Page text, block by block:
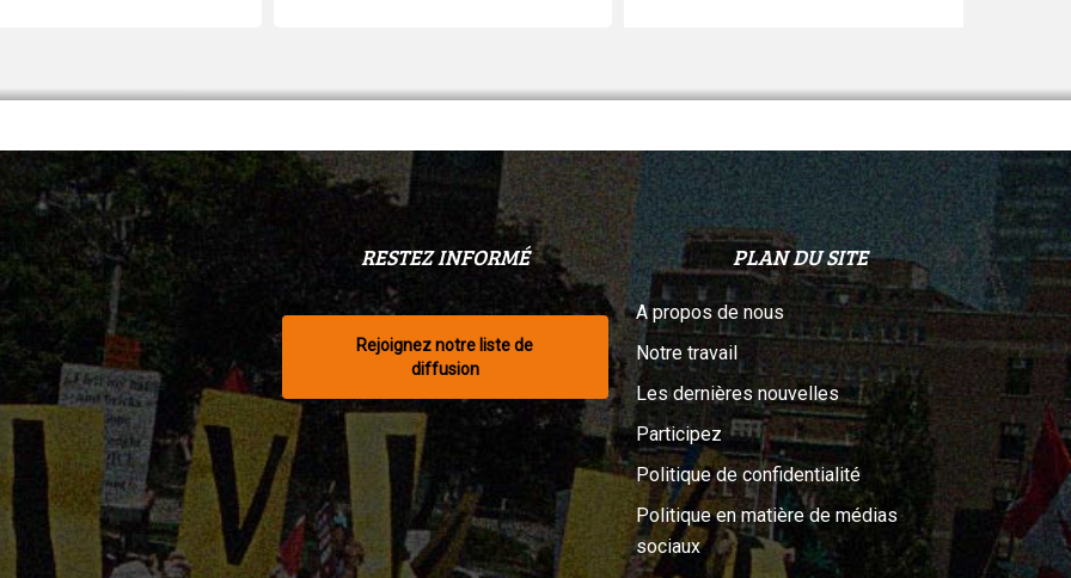
RESTEZ INFORMÉ
Rejoignez notre liste de
diffusion
PLAN DU SITE
A propos de nous
Notre travail
Les dernières nouvelles
Participez
Politique de confidentialité
Politique en matière de médias
sociaux